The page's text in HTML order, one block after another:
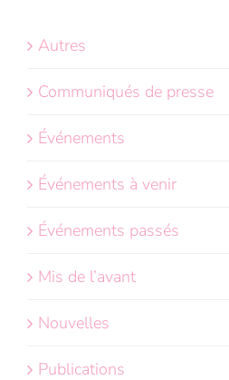
Autres
Communiqués de presse
Événements
Événements à venir
Événements passés
Mis de l’avant
Nouvelles
Publications